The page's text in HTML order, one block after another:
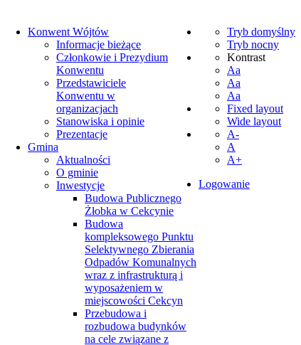
Tryb domyślny
Tryb nocny
Kontrast
Aa
Aa
Aa
Fixed layout
Wide layout
A-
A
A+
Logowanie
Konwent Wójtów
Informacje bieżące
Członkowie i Prezydium
Konwentu
Przedstawiciele
Konwentu w
organizacjach
Stanowiska i opinie
Prezentacje
Gmina
Aktualności
O gminie
Inwestycje
Budowa Publicznego
Żłobka w Cekcynie
Budowa
kompleksowego Punktu
Selektywnego Zbierania
Odpadów Komunalnych
wraz z infrastrukturą i
wyposażeniem w
miejscowości Cekcyn
Przebudowa i
rozbudowa budynków
na cele związane z